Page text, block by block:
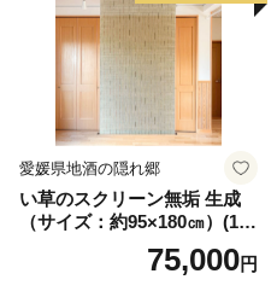
知県 小牧市 送料無料
愛媛県地酒の隠れ郷
い草のスクリーン無垢 生成
（サイズ：約95×180㎝）(14
75,000円